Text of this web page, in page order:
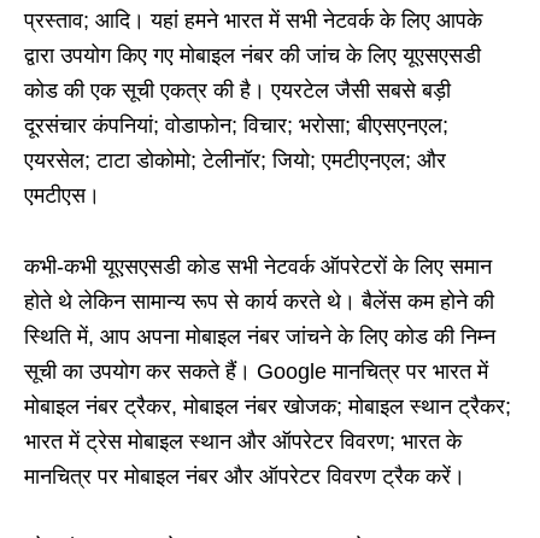
प्रस्ताव; आदि। यहां हमने भारत में सभी नेटवर्क के लिए आपके
द्वारा उपयोग किए गए मोबाइल नंबर की जांच के लिए यूएसएसडी
कोड की एक सूची एकत्र की है। एयरटेल जैसी सबसे बड़ी
दूरसंचार कंपनियां; वोडाफोन; विचार; भरोसा; बीएसएनएल;
एयरसेल; टाटा डोकोमो; टेलीनॉर; जियो; एमटीएनएल; और
एमटीएस।
कभी-कभी यूएसएसडी कोड सभी नेटवर्क ऑपरेटरों के लिए समान
होते थे लेकिन सामान्य रूप से कार्य करते थे। बैलेंस कम होने की
स्थिति में, आप अपना मोबाइल नंबर जांचने के लिए कोड की निम्न
सूची का उपयोग कर सकते हैं। Google मानचित्र पर भारत में
मोबाइल नंबर ट्रैकर, मोबाइल नंबर खोजक; मोबाइल स्थान ट्रैकर;
भारत में ट्रेस मोबाइल स्थान और ऑपरेटर विवरण; भारत के
मानचित्र पर मोबाइल नंबर और ऑपरेटर विवरण ट्रैक करें।